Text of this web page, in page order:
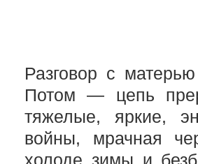
Разговор с
Потом — цепь
тяжелые, яркие,
войны, мрачная
холоде зимы и